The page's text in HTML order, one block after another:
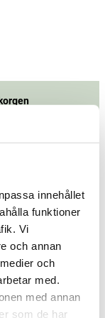
innehållet
funktioner
Vi
och annan
och
med.
med annan
som de har
1 st Reservera
2 st
1 st Reservera
Kan hämtas om en timme
Inom butikens öppettider